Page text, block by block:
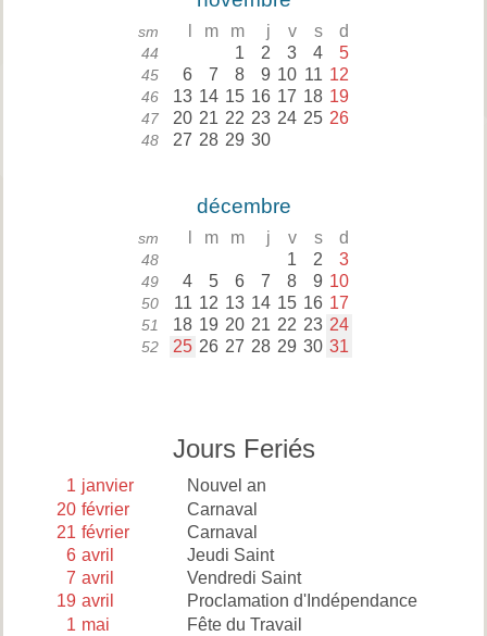
sm m m j v s d
44 1 2 3 4 5
45 6 7 8 9 10 11 12
46 13 14 15 16 17 18 19
47 20 21 22 23 24 25 26
48 27 28 29 30
décembre
sm m m j v s d
48 1 2 3
49 4 5 6 7 8 9 10
50 11 12 13 14 15 16 17
51 18 19 20 21 22 23 24
52 25 26 27 28 29 30 31
Jours Feriés
1 janvier
Nouvel an
20 février
Carnaval
21 février
Carnaval
6 avril
Jeudi Saint
7 avril
Vendredi Saint
19 avril
Proclamation d'Indépendance
1 mai
Fête du Travail